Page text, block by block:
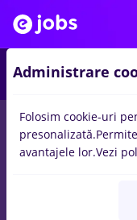
Salarii Remote
Administrare
Folosim cookie-uri
presonalizată.
avantajele lor.Vezi